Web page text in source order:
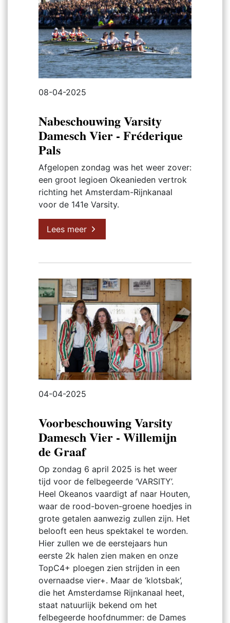
08-04-2025
Nabeschouwing Varsity
Damesch Vier - Fréderique
Pals
Afgelopen zondag was het weer zover:
een groot legioen Okeanieden vertrok
richting het Amsterdam-Rijnkanaal
voor de 141e Varsity.
Lees meer
04-04-2025
Voorbeschouwing Varsity
Damesch Vier - Willemijn
de Graaf
Op zondag 6 april 2025 is het weer
tijd voor de felbegeerde ‘VARSITY’.
Heel Okeanos vaardigt af naar Houten,
waar de rood-boven-groene hoedjes in
grote getalen aanwezig zullen zijn. Het
belooft een heus spektakel te worden.
Hier zullen we de eerstejaars hun
eerste 2k halen zien maken en onze
TopC4+ ploegen zien strijden in een
overnaadse vier+. Maar de ‘klotsbak’,
die het Amsterdamse Rijnkanaal heet,
staat natuurlijk bekend om het
felbegeerde hoofdnummer: de Dames